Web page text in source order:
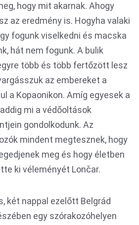
hogy mit akarnak. Ahogy
az eredmény is. Hogyha valaki
fogunk viselkedni és macska
hát nem fogunk. A bulik
több és több fertőzött lesz
az embereket a
a Kopaonikon. Amíg egyesek a
mi a védőoltások
gondolkodunk. Az
mindent megtesznek, hogy
meg és hogy életben
ki véleményét Lončar.
két nappal ezelőtt Belgrád
egy szórakozóhelyen